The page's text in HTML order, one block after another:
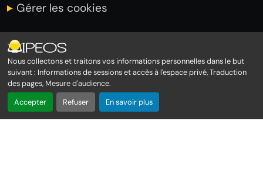
Nous collectons et traitons vos informations personnelles dans le but
suivant : Informations de sessions et accès à l'espace privé, Traduction
des pages, Mesure d'audience.
Accepter
Refuser En savoir plus
Gérer les cookies
INFORMATIONS
Immeuble Amiral 1er étage
Rond point de Moudong